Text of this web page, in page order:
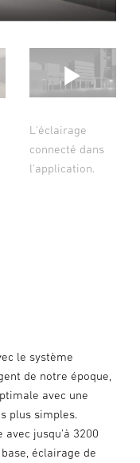
L'éclairage
connecté dans
l'application.
le système
de notre époque,
avec une
plus simples.
avec jusqu'à 3200
éclairage de